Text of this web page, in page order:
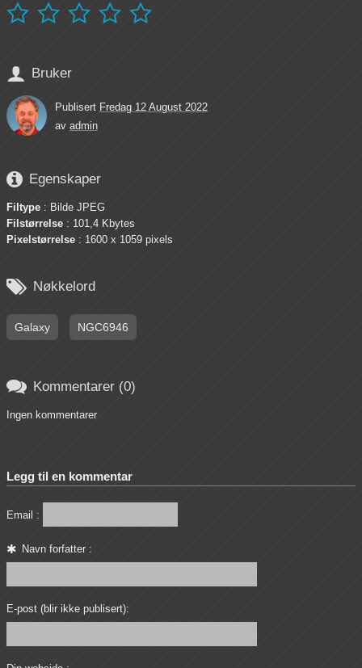
    
 Bruker
Publisert Fredag 12 August 2022
av admin
 Egenskaper
Filtype : Bilde JPEG
Filstørrelse : 101,4 Kbytes
Pixelstørrelse : 1600 x 1059 pixels
 Nøkkelord
Galaxy NGC6946
 Kommentarer (0)
Ingen kommentarer
Legg til en kommentar
Email :
Navn forfatter :
E-post (blir ikke publisert):